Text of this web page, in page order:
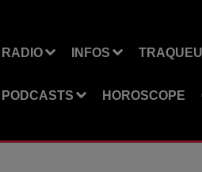
RADIO INFOS
PODCASTS HOROSCOPE